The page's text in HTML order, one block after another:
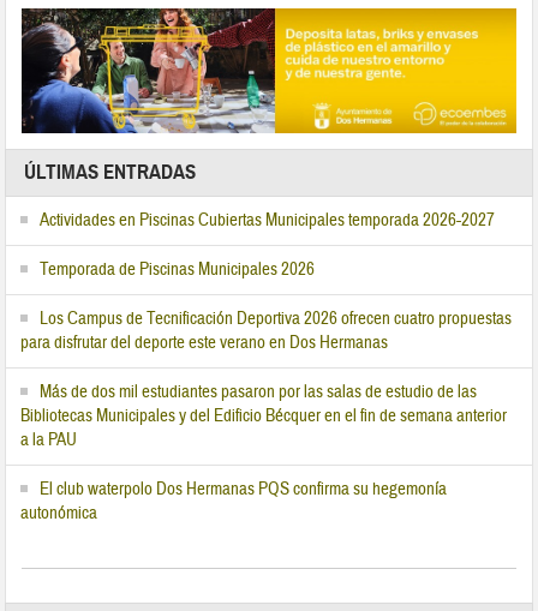
ÚLTIMAS ENTRADAS
Actividades en Piscinas Cubiertas Municipales temporada 2026-2027
Temporada de Piscinas Municipales 2026
Los Campus de Tecnificación Deportiva 2026 ofrecen cuatro propuestas
para disfrutar del deporte este verano en Dos Hermanas
Más de dos mil estudiantes pasaron por las salas de estudio de las
Bibliotecas Municipales y del Edificio Bécquer en el fin de semana anterior
a la PAU
El club waterpolo Dos Hermanas PQS confirma su hegemonía
autonómica